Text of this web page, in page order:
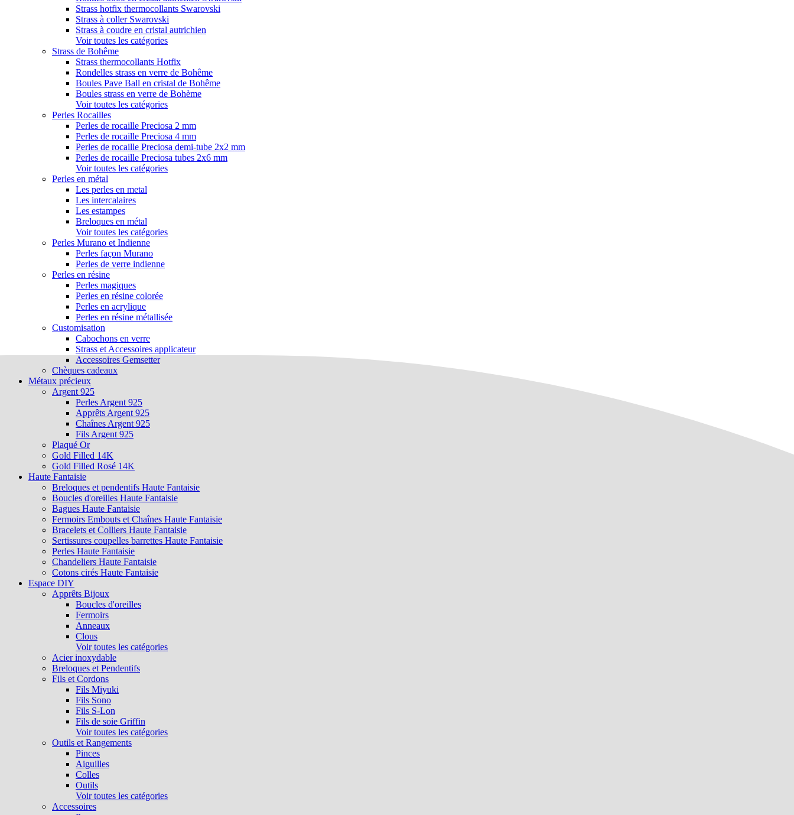
Strass hotfix thermocollants Swarovski
Strass à coller Swarovski
Strass à coudre en cristal autrichien
Voir toutes les catégories
Strass de Bohême
Strass thermocollants Hotfix
Rondelles strass en verre de Bohême
Boules Pave Ball en cristal de Bohême
Boules strass en verre de Bohème
Voir toutes les catégories
Perles Rocailles
Perles de rocaille Preciosa 2 mm
Perles de rocaille Preciosa 4 mm
Perles de rocaille Preciosa demi-tube 2x2 mm
Perles de rocaille Preciosa tubes 2x6 mm
Voir toutes les catégories
Perles en métal
Les perles en metal
Les intercalaires
Les estampes
Breloques en métal
Voir toutes les catégories
Perles Murano et Indienne
Perles façon Murano
Perles de verre indienne
Perles en résine
Perles magiques
Perles en résine colorée
Perles en acrylique
Perles en résine métallisée
Customisation
Cabochons en verre
Strass et Accessoires applicateur
Accessoires Gemsetter
Chèques cadeaux
Métaux précieux
Argent 925
Perles Argent 925
Apprêts Argent 925
Chaînes Argent 925
Fils Argent 925
Plaqué Or
Gold Filled 14K
Gold Filled Rosé 14K
Haute Fantaisie
Breloques et pendentifs Haute Fantaisie
Boucles d'oreilles Haute Fantaisie
Bagues Haute Fantaisie
Fermoirs Embouts et Chaînes Haute Fantaisie
Bracelets et Colliers Haute Fantaisie
Sertissures coupelles barrettes Haute Fantaisie
Perles Haute Fantaisie
Chandeliers Haute Fantaisie
Cotons cirés Haute Fantaisie
Espace DIY
Apprêts Bijoux
Boucles d'oreilles
Fermoirs
Anneaux
Clous
Voir toutes les catégories
Acier inoxydable
Breloques et Pendentifs
Fils et Cordons
Fils Miyuki
Fils Sono
Fils S-Lon
Fils de soie Griffin
Voir toutes les catégories
Outils et Rangements
Pinces
Aiguilles
Colles
Outils
Voir toutes les catégories
Accessoires